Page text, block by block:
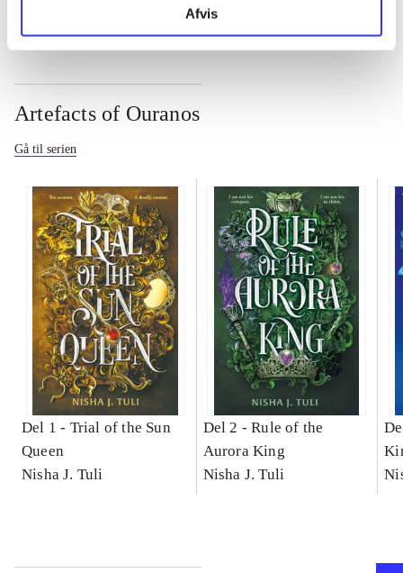
Afvis
Artefacts of Ouranos
Gå til serien
Del 1 - Trial of the Sun
Queen
Nisha J. Tuli
Del 2 -Rule of the
Aurora King
Nisha J. Tuli